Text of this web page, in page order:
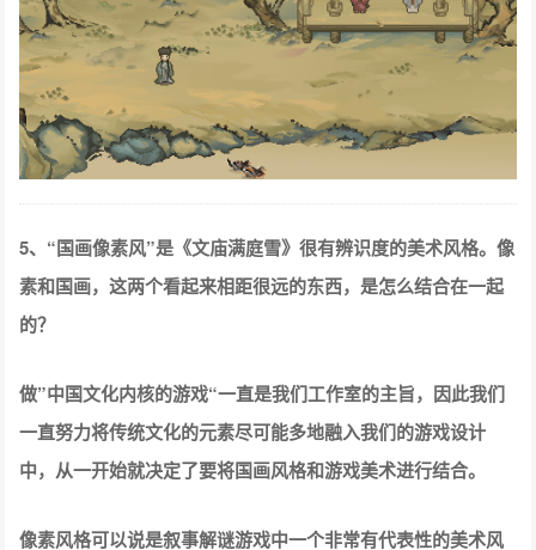
5、“国画像素风”是《文庙满庭雪》很有辨识度的美术风格。像
素和国画，这两个看起来相距很远的东西，是怎么结合在一起
的？
做”中国文化内核的游戏“一直是我们工作室的主旨，因此我们
一直努力将传统文化的元素尽可能多地融入我们的游戏设计
中，从一开始就决定了要将国画风格和游戏美术进行结合。
像素风格可以说是叙事解谜游戏中一个非常有代表性的美术风